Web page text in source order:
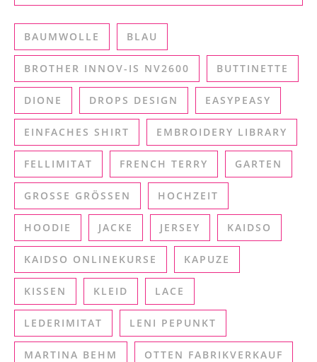
BAUMWOLLE BLAU
BROTHER INNOV-IS NV2600 BUTTINETTE
DIONE DROPS DESIGN EASYPEASY
EINFACHES SHIRT EMBROIDERY LIBRARY
FELLIMITAT FRENCH TERRY GARTEN
GROSSE GRÖSSEN HOCHZEIT
HOODIE JACKE JERSEY KAIDSO
KAIDSO ONLINEKURSE KAPUZE
KISSEN KLEID LACE
LEDERIMITAT LENI PEPUNKT
MARTINA BEHM OTTEN FABRIKVERKAUF